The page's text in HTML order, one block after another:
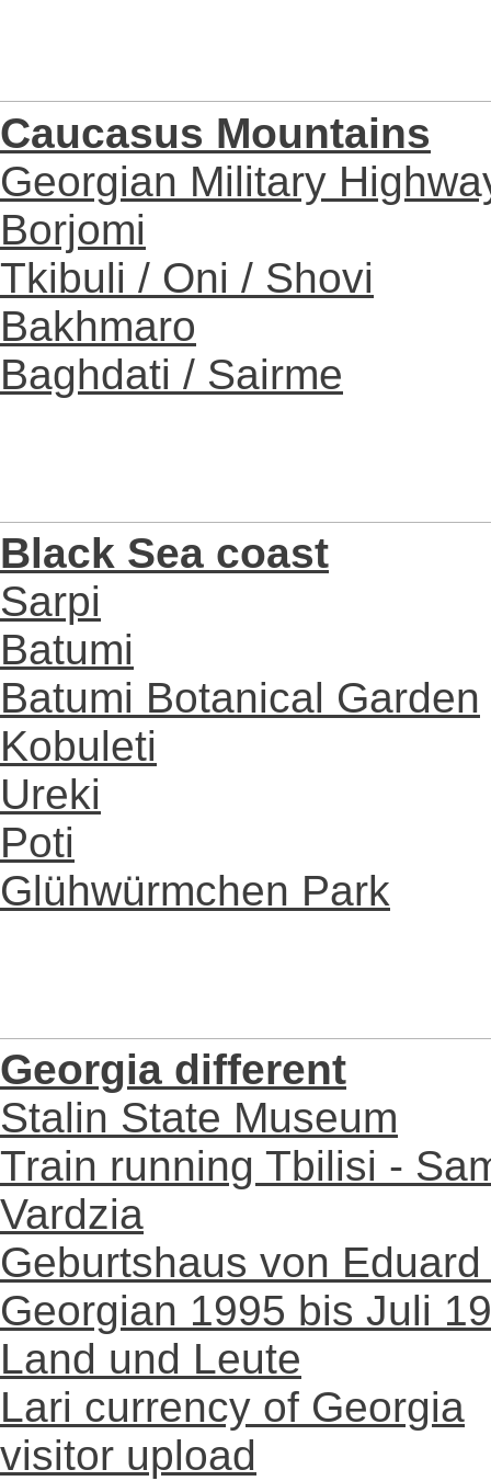
Caucasus Mountains
Georgian Military
Borjomi
Tkibuli / Oni / Shovi
Bakhmaro
Baghdati / Sairme
Black Sea coast
Sarpi
Batumi
Batumi Botanical Garden
Kobuleti
Ureki
Poti
Glühwürmchen Park
Georgia different
Stalin State Museum
Train running Tbilisi -
Vardzia
Geburtshaus von
Georgian 1995 bis Juli
Land und Leute
Lari currency of Georgia
visitor upload